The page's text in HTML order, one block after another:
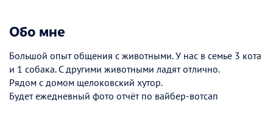
Обо мне
Большой опыт общения с животными. У нас в семье 3 кота
и 1 собака. С другими животными ладят отлично.
Рядом с домом щелоковский хутор.
Будет ежедневный фото отчёт по вайбер-вотсап